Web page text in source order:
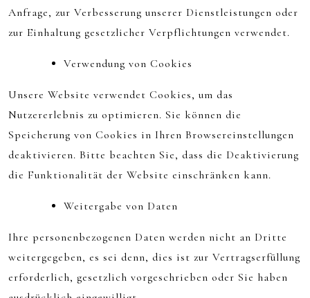
Anfrage, zur Verbesserung unserer Dienstleistungen oder
zur Einhaltung gesetzlicher Verpflichtungen verwendet.
Verwendung von Cookies
Unsere Website verwendet Cookies, um das
Nutzererlebnis zu optimieren. Sie können die
Speicherung von Cookies in Ihren Browsereinstellungen
deaktivieren. Bitte beachten Sie, dass die Deaktivierung
die Funktionalität der Website einschränken kann.
Weitergabe von Daten
Ihre personenbezogenen Daten werden nicht an Dritte
weitergegeben, es sei denn, dies ist zur Vertragserfüllung
erforderlich, gesetzlich vorgeschrieben oder Sie haben